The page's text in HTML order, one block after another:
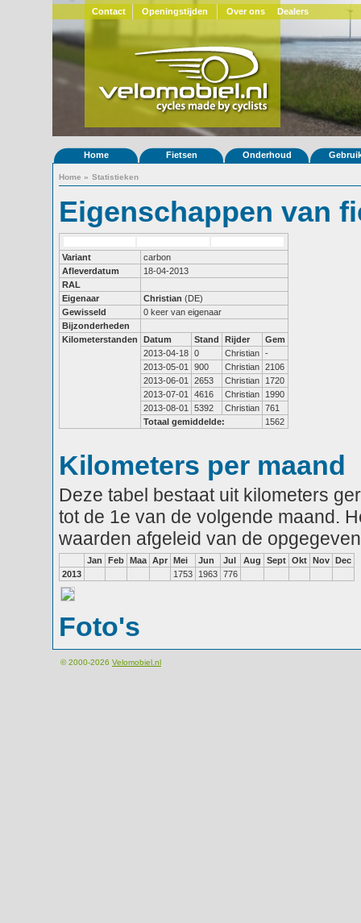
Contact Openingstijden Over ons Dealers
Home Fietsen Onderhoud
Home » Statistieken
Eigenschappen van
Variant
carbon
Afleverdatum
18-04-2013
RAL
Eigenaar
Christian (DE)
Gewisseld
0 keer van eigenaar
Bijzonderheden
Kilometerstanden
Datum Stand Rijder
Gem
2013-04-18 0 Christian -
2013-05-01
900 Christian 2106
2013-06-01
2653 Christian
1720
2013-07-01
4616 Christian
1990
2013-08-01
5392 Christian 761
Totaal gemiddelde:
1562
Kilometers per maand
Deze tabel bestaat uit kilometers
tot de 1e van de volgende maand.
waarden afgeleid van de
Jan Feb Maa Apr Mei Jun Jul Aug Sept Okt Nov Dec
2013
1753 1963 776
Foto's
© 2000-2026 Velomobiel.nl